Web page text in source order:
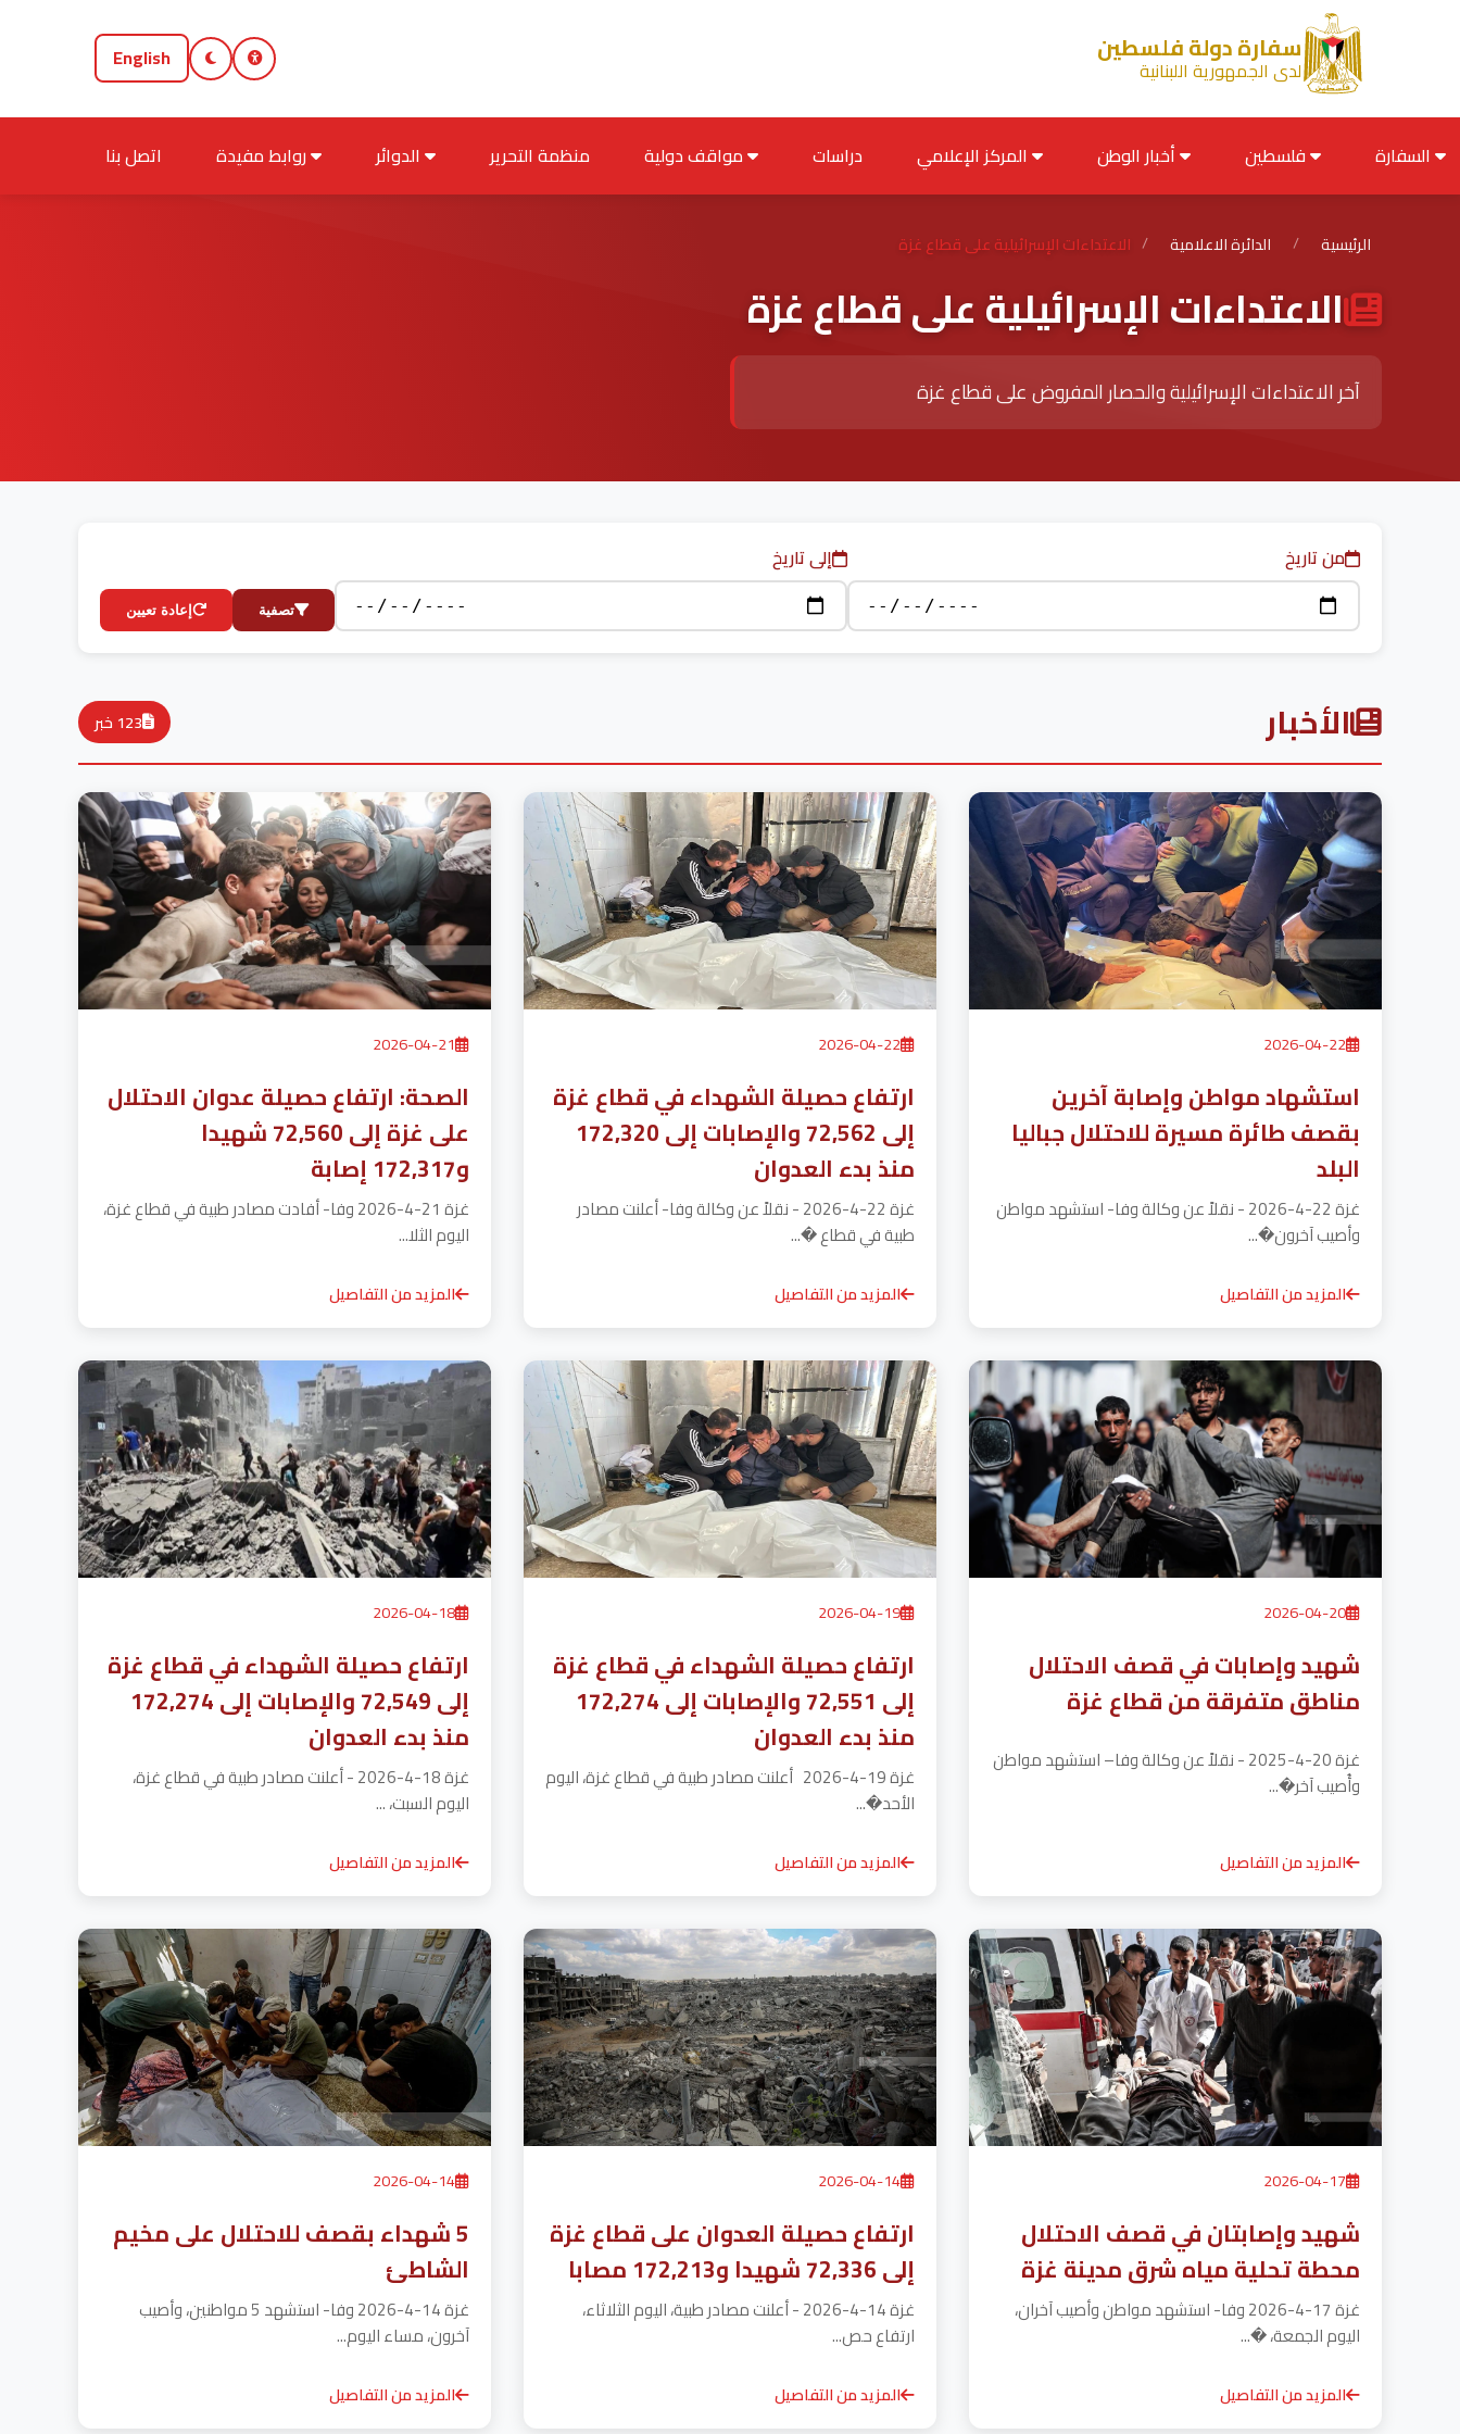
سفارة دولة فلسطين
لدى الجمهورية اللبنانية English
دراسات منظمة التحرير اتصل بنا
الرئيسية / الدائرة الاعلامية / الاعتداءات الإسرائيلية على قطاع غزة
الاعتداءات الإسرائيلية على قطاع غزة
آخر الاعتداءات الإسرائيلية والحصار المفروض على قطاع غزة
من تاريخ إلى تاريخ
تصفية إعادة تعيين
الأخبار 123 خبر
2026-04-22
استشهاد مواطن وإصابة آخرين
بقصف طائرة مسيرة للاحتلال جباليا
البلد
غزة 22-4-2026 - نقلاً عن وكالة وفا- استشهد مواطن
وأصيب آخرون�...
المزيد من التفاصيل
2026-04-22
ارتفاع حصيلة الشهداء في قطاع غزة
إلى 72,562 والإصابات إلى 172,320
منذ بدء العدوان
غزة 22-4-2026 - نقلاً عن وكالة وفا- أعلنت مصادر
طبية في قطاع �...
المزيد من التفاصيل
2026-04-21
الصحة: ارتفاع حصيلة عدوان الاحتلال
على غزة إلى 72,560 شهيدا
و172,317 إصابة
غزة 21-4-2026 وفا- أفادت مصادر طبية في قطاع غزة،
اليوم الثلا...
المزيد من التفاصيل
2026-04-20
شهيد وإصابات في قصف الاحتلال
مناطق متفرقة من قطاع غزة
غزة 20-4-2025 - نقلاً عن وكالة وفا– استشهد مواطن
وأُصيب آخر�...
المزيد من التفاصيل
2026-04-19
ارتفاع حصيلة الشهداء في قطاع غزة
إلى 72,551 والإصابات إلى 172,274
منذ بدء العدوان
غزة 19-4-2026 أعلنت مصادر طبية في قطاع غزة، اليوم
الأحد�...
المزيد من التفاصيل
2026-04-18
ارتفاع حصيلة الشهداء في قطاع غزة
إلى 72,549 والإصابات إلى 172,274
منذ بدء العدوان
غزة 18-4-2026 - أعلنت مصادر طبية في قطاع غزة،
اليوم السبت، ...
المزيد من التفاصيل
2026-04-17
شهيد وإصابتان في قصف الاحتلال
محطة تحلية مياه شرق مدينة غزة
غزة 17-4-2026 وفا- استشهد مواطن وأصيب آخران،
اليوم الجمعة، �...
المزيد من التفاصيل
2026-04-14
ارتفاع حصيلة العدوان على قطاع غزة
إلى 72,336 شهيدا و172,213 مصابا
غزة 14-4-2026 - أعلنت مصادر طبية، اليوم الثلاثاء،
ارتفاع حص...
المزيد من التفاصيل
2026-04-14
5 شهداء بقصف للاحتلال على مخيم
الشاطئ
غزة 14-4-2026 وفا- استشهد 5 مواطنين، وأصيب
آخرون، مساء اليوم...
المزيد من التفاصيل